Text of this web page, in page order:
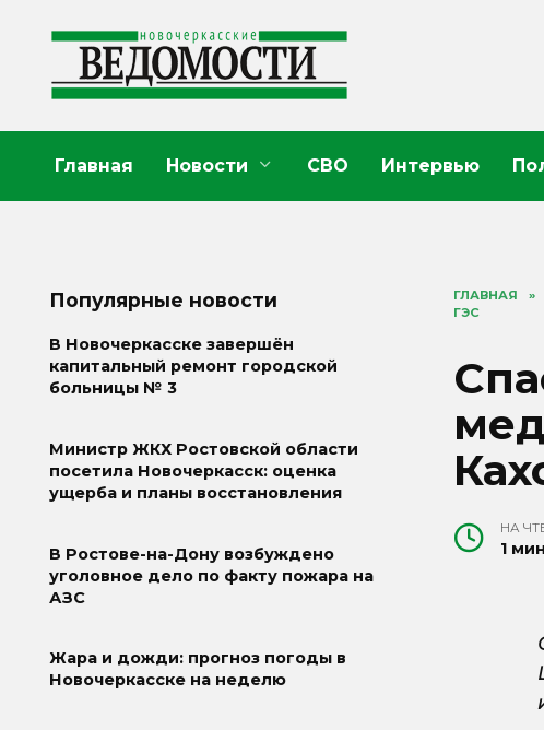
содержанию
Главная Новости СВО Интервью
ГЛАВНАЯ »
ГЭС
НА
1 мин
Популярные новости
В Новочеркасске завершён
капитальный ремонт городской
больницы № 3
Министр ЖКХ Ростовской области
посетила Новочеркасск: оценка
ущерба и планы восстановления
В Ростове-на-Дону возбуждено
уголовное дело по факту пожара на
АЗС
Жара и дожди: прогноз погоды в
Новочеркасске на неделю